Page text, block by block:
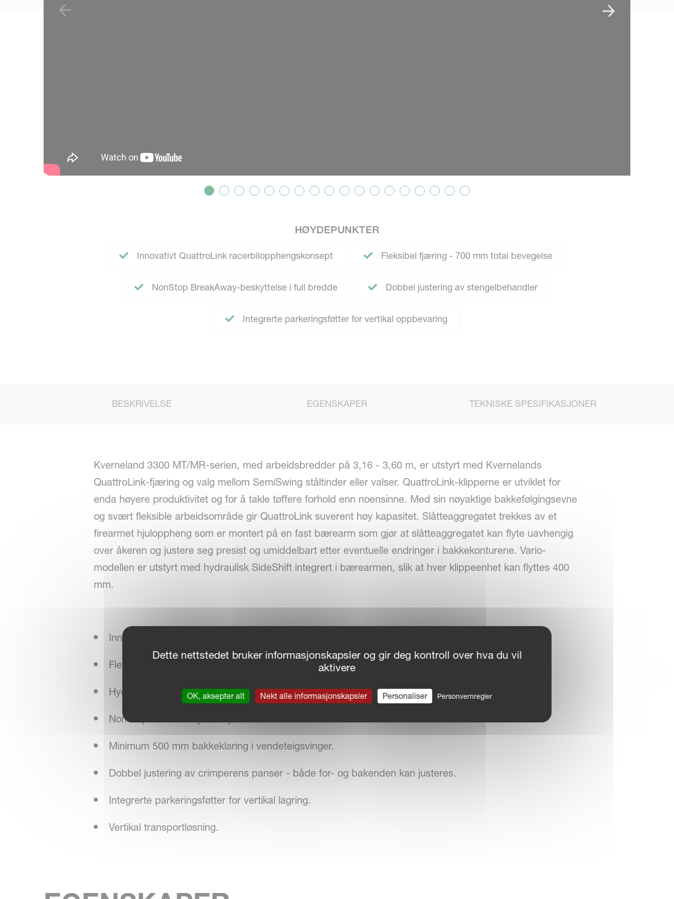
HØYDEPUNKTER
Innovativt QuattroLink racerbilopphengskonsept Fleksibel fjæring - 700 mm total bevegelse
NonStop BreakAway-beskyttelse i full bredde Dobbel justering av stengelbehandler
Integrerte parkeringsføtter for vertikal oppbevaring
BESKRIVELSE EGENSKAPER TEKNISKE SPESIFIKASJONER
Kverneland 3300 MT/MR-serien, med arbeidsbredder på 3,16 - 3,60 m, er utstyrt med Kvernelands
QuattroLink-fjæring og valg mellom SemiSwing ståltinder eller valser. QuattroLink-klipperne er utviklet for
enda høyere produktivitet og for å takle tøffere forhold enn noensinne. Med sin nøyaktige bakkefølgingsevne
og svært fleksible arbeidsområde gir QuattroLink suverent høy kapasitet. Slåtteaggregatet trekkes av et
firearmet hjuloppheng som er montert på en fast bærearm som gjør at slåtteaggregatet kan flyte uavhengig
over åkeren og justere seg presist og umiddelbart etter eventuelle endringer i bakkekonturene. Vario-
modellen er utstyrt med hydraulisk SideShift integrert i bærearmen, slik at hver klippeenhet kan flyttes 400
mm.
Innovativt QuattroLink racecar-fjæringskonsept.
Fleksibel fjæring - 700 mm bevegelse, 400 mm oppover og 300 mm nedover.
Hydraulisk innstilling av marktrykk.
NonStop BreakAway-beskyttelse over hele arbeidsbredden.
Minimum 500 mm bakkeklaring i vendeteigsvinger.
Dobbel justering av crimperens panser - både for- og bakenden kan justeres.
Integrerte parkeringsføtter for vertikal lagring.
Vertikal transportløsning.
Dette nettstedet bruker informasjonskapsler og gir deg kontroll over hva du vil
aktivere
OK, aksepter alt Nekt alle informasjonskapsler Personaliser Personvernregler